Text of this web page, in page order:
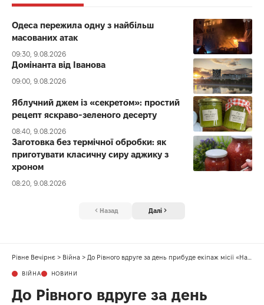
Одеса пережила одну з найбільш
масованих атак
09:30, 9.08.2026
Домінанта від Іванова
09:00, 9.08.2026
Яблучний джем із «секретом»: простий
рецепт яскраво-зеленого десерту
08:40, 9.08.2026
Заготовка без термічної обробки: як
приготувати класичну сиру аджику з
хроном
08:20, 9.08.2026
Назад Далі
Рівне Вечірнє > Війна > До Рівного вдруге за день прибуде екіпаж місії «На щиті»
ВІЙНА НОВИНИ
До Рівного вдруге за день